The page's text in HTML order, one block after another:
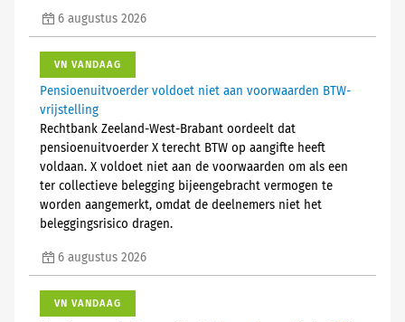
6 augustus 2026
VN VANDAAG
Pensioenuitvoerder voldoet niet aan voorwaarden BTW-
vrijstelling
Rechtbank Zeeland-West-Brabant oordeelt dat
pensioenuitvoerder X terecht BTW op aangifte heeft
voldaan. X voldoet niet aan de voorwaarden om als een
ter collectieve belegging bijeengebracht vermogen te
worden aangemerkt, omdat de deelnemers niet het
beleggingsrisico dragen.
6 augustus 2026
VN VANDAAG